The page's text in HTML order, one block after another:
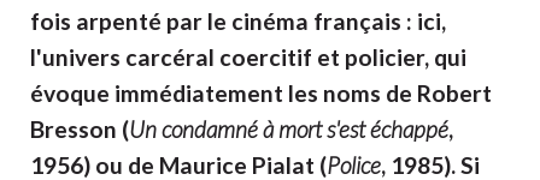
fois arpenté par le cinéma français : ici,
l'univers carcéral coercitif et policier, qui
évoque immédiatement les noms de Robert
Bresson (Un condamné à mort s'est échappé,
1956) ou de Maurice Pialat (Police, 1985). Si